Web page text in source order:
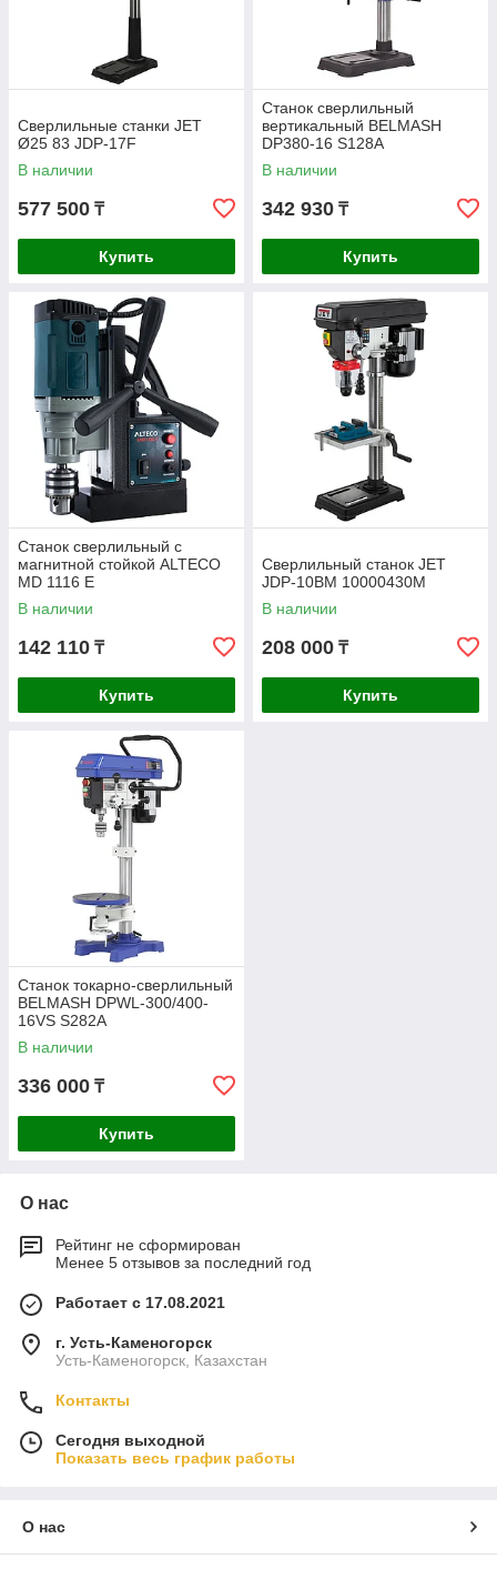
Сверлильные станки JET
Ø25 83 JDP-17F
В наличии
577 500 ₸
Купить
Станок сверлильный
вертикальный BELMASH
DP380-16 S128A
В наличии
342 930 ₸
Купить
Станок сверлильный с
магнитной стойкой ALTECO
MD 1116 E
В наличии
142 110 ₸
Купить
Сверлильный станок JET
JDP-10BM 10000430M
В наличии
208 000 ₸
Купить
Станок токарно-сверлильный
BELMASH DPWL-300/400-
16VS S282A
В наличии
336 000 ₸
Купить
О нас
Рейтинг не сформирован
Менее 5 отзывов за последний год
Работает с 17.08.2021
г. Усть-Каменогорск
Усть-Каменогорск, Казахстан
Контакты
Сегодня выходной
Показать весь график работы
О нас